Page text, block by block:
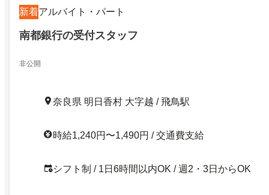
新着アルバイト・パート
南都銀行の受付スタッフ
非公開
奈良県 明日香村 大字越 / 飛鳥駅
時給1,240円〜1,490円 / 交通費支給
シフト制 / 1日6時間以内OK / 週2・3日からOK